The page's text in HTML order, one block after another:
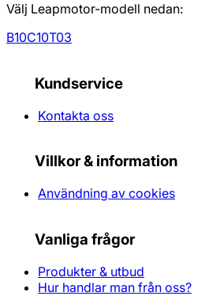
Välj Leapmotor-modell nedan:
B10C10T03
Kundservice
Kontakta oss
Villkor & information
Användning av cookies
Vanliga frågor
Produkter & utbud
Hur handlar man från oss?